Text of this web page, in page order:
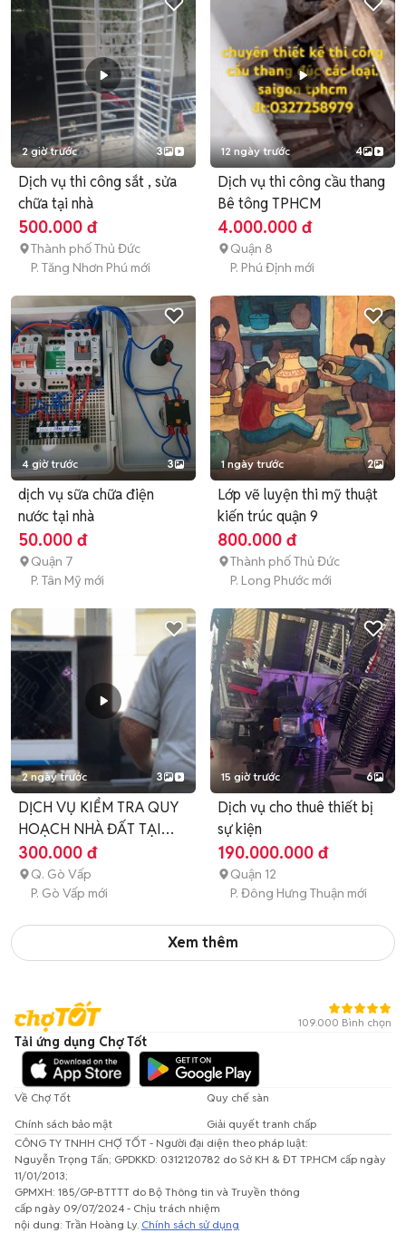
2 giờ trước 3
Dịch vụ thi công sắt , sửa
chữa tại nhà
500.000 đ
Thành phố Thủ Đức
P. Tăng Nhơn Phú mới
12 ngày trước 4
Dịch vụ thi công cầu thang
Bê tông TPHCM
4.000.000 đ
Quận 8
P. Phú Định mới
4 giờ trước 3
dịch vụ sữa chữa điện
nước tại nhà
50.000 đ
Quận 7
P. Tân Mỹ mới
1 ngày trước 2
Lớp vẽ luyện thi mỹ thuật
kiến trúc quận 9
800.000 đ
Thành phố Thủ Đức
P. Long Phước mới
2 ngày trước 3
DỊCH VỤ KIỂM TRA QUY
HOẠCH NHÀ ĐẤT TẠI
TPHCM
300.000 đ
Q. Gò Vấp
P. Gò Vấp mới
15 giờ trước 6
Dịch vụ cho thuê thiết bị
sự kiện
190.000.000 đ
Quận 12
P. Đông Hưng Thuận mới
Xem thêm
109.000 Bình chọn
Tải ứng dụng Chợ Tốt
Về Chợ Tốt
Quy chế sàn
Chính sách bảo mật
Giải quyết tranh chấp
CÔNG TY TNHH CHỢ TỐT - Người đại diện theo pháp luật:
Nguyễn Trọng Tấn; GPDKKD: 0312120782 do Sở KH & ĐT TP.HCM cấp ngày
11/01/2013;
GPMXH: 185/GP-BTTTT do Bộ Thông tin và Truyền thông
cấp ngày 09/07/2024 - Chịu trách nhiệm
nội dung: Trần Hoàng Ly. Chính sách sử dụng